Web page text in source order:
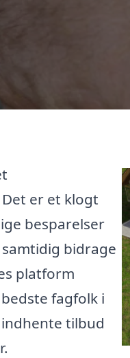
er et klogt
besparelser
bidrage
platform
fagfolk i
tilbud